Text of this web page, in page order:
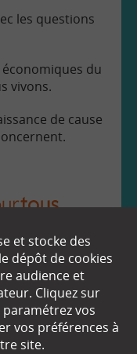
les questions
du
vivons.
de cause
et stocke des
dépôt de cookies
audience et
Cliquez sur
vos
vos préférences à
site.